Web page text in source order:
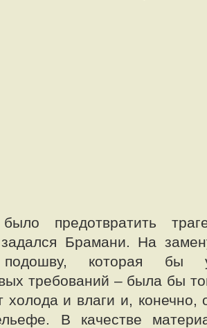
предотвратить
Брамани. На
подошву, которая бы
требований – была бы
и влаги и, конечно,
В качестве